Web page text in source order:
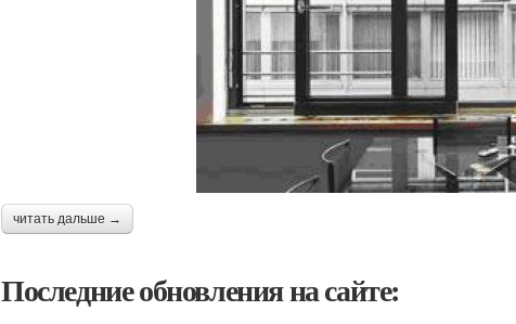
читать дальше →
Последние обновления на сайте: